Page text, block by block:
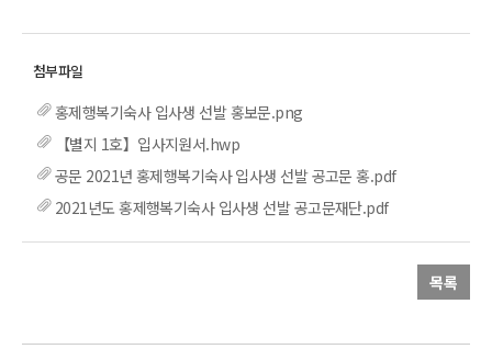
홍제행복기숙사 입사생 선발 홍보문.png
【별지 1호】입사지원서.hwp
공문 2021년 홍제행복기숙사 입사생 선발 공고문 홍.pdf
2021년도 홍제행복기숙사 입사생 선발 공고문재단.pdf
목록